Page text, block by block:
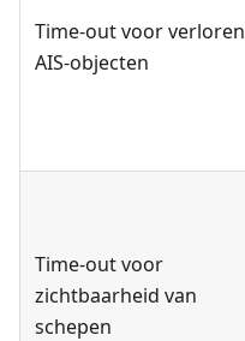
Time-out voor verloren
AIS-objecten
Time-out voor
zichtbaarheid van
schepen